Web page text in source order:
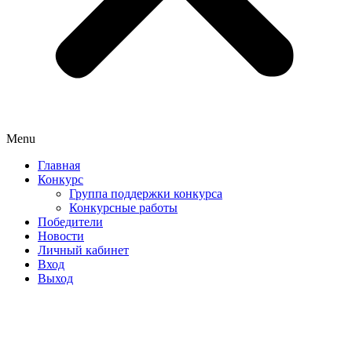
Menu
Главная
Конкурс
Группа поддержки конкурса
Конкурсные работы
Победители
Новости
Личный кабинет
Вход
Выход